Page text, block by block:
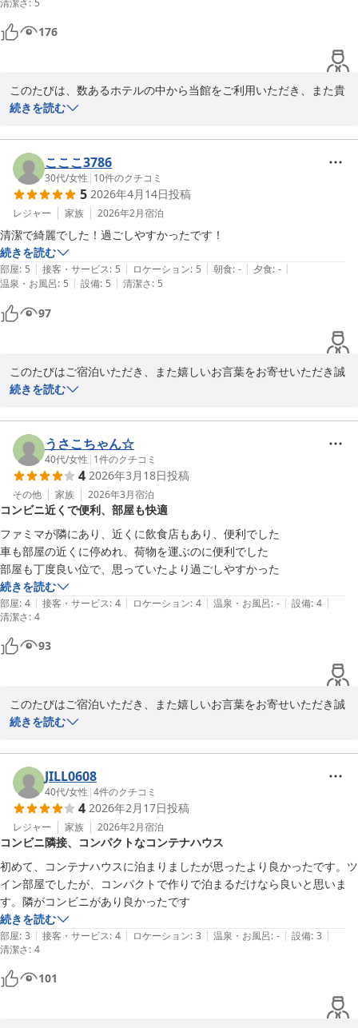
HOTEL R9 The Yard 神埼
ＨＯＴＥＬ Ｒ９ Ｔｈｅ Ｙａｒｄ 神埼
自販機の飲み物の種類が少し微妙でした。地域的な好みなのかな？
どこのR9もですがエアコンがずーっと使うからなのか、温度差なのか
急に音がうるさく時があります。一時的な物なので、切って付けます。
掃除はいき届いていました。アレルギーがあるため、加湿器、お風呂の
清潔さ: 5
176
このたびは、数あるホテルの中から当館をご利用いただき、また貴
重なご感想をお寄せいただき誠にありがとうございます。
接客や清掃面についてお褒めの言葉を頂戴し、大変嬉しく拝見いた
しました。スタッフの対応や館内の清潔さが快適なご滞在につなが
ったとのこと、何よりの励みとなります。
自販機の飲み物の種類やエアコンの音につきましては、ご不便をお
かけし申し訳ございません。改善に向けて今後の参考とさせていた
だきます。また、エアコンの音が気圧差による「ポコポコ」という
音の場合、窓を少し開けていただく、換気扇をつける、または玄関
左上の換気口を開けていただくことで軽減される場合がございま
す。お試しいただけますと幸いです。
また近隣へお越しの際は、ぜひR9ホテルチェーンをご利用ください
HOTEL R9 The Yard 神埼
2026-03-15
続きを読む
こここ3786
30代/女性 | 10件のクチコミ
5 2026年4月14日投稿
レジャー 家族 2026年2月宿泊
清潔で綺麗でした！過ごしやすかったです！
続きを読む
部屋: 5 | 接客・サービス: 5 | ロケーション: 5 | 朝食: - | 夕食: - |
温泉・お風呂: 5 | 設備: 5 | 清潔さ: 5
97
このたびはご宿泊いただき、また嬉しいお言葉をお寄せいただき誠
にありがとうございます。
ております。
今後もよりご満足いただける滞在を提供できるよう努めてまいりま
すので、また近くにお越しの際はぜひお立ち寄りくださいませ。
またのお越しを心よりお待ちしております。
ＨＯＴＥＬ Ｒ９ Ｔｈｅ Ｙａｒｄ 神埼
2026-04-14
続きを読む
うさこちゃん☆
40代/女性 | 1件のクチコミ
4 2026年3月18日投稿
その他 家族 2026年3月宿泊
コンビニ近くで便利、部屋も快適
ファミマが隣にあり、近くに飲食店もあり、便利でした
車も部屋の近くに停めれ、荷物を運ぶのに便利でした
部屋も丁度良い位で、思っていたより過ごしやすかった
続きを読む
部屋: 4 | 接客・サービス: 4 | ロケーション: 4 | 温泉・お風呂: - | 設備: 4 |
清潔さ: 4
93
このたびはご宿泊いただき、また嬉しいお言葉をお寄せいただき誠
にありがとうございます。
ます。
今後もお客様に快適にお過ごしいただけるよう、一層努めてまいり
ます。
また近くにお越しの際はぜひご利用くださいませ。心よりお待ちし
ております。
HOTEL R9 The Yard 神埼
ＨＯＴＥＬ Ｒ９ Ｔｈｅ Ｙａｒｄ 神埼
2026-03-18
続きを読む
JILL0608
40代/女性 |4件のクチコミ
4 2026年2月17日投稿
レジャー 家族 2026年2月宿泊
コンビニ隣接、コンパクトなコンテナハウス
初めて、コンテナハウスに泊まりましたが思ったより良かったです。ツ
イン部屋でしたが、コンパクトで作りで泊まるだけなら良いと思いま
す。隣がコンビニがあり良かったです
続きを読む
部屋: 3 | 接客・サービス: 4 | ロケーション: 3 | 温泉・お風呂: - | 設備: 3 |
清潔さ: 4
101